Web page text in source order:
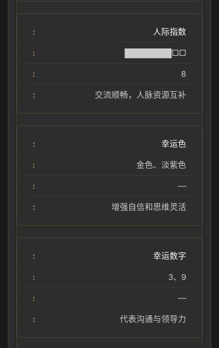
人际指数
████████□□
8
交流顺畅，人脉资源互补
幸运色
金色、淡紫色
—
增强自信和思维灵活
幸运数字
3、9
—
代表沟通与领导力